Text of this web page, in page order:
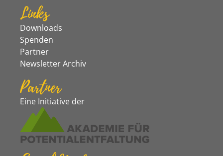
Links
Downloads
Spenden
Partner
Newsletter Archiv
Partner
Eine Initiative der